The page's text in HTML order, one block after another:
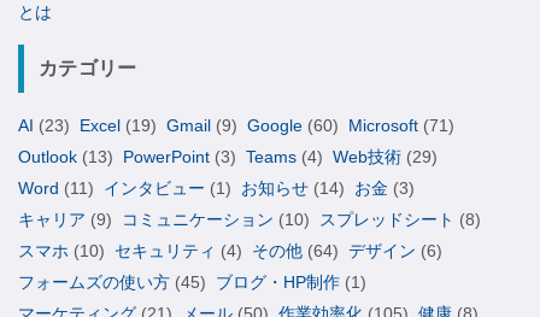
とは
カテゴリー
AI (23) Excel (19) Gmail (9) Google (60) Microsoft (71)
Outlook (13) PowerPoint (3) Teams (4) Web技術 (29)
Word (11) インタビュー (1) お知らせ (14) お金 (3)
キャリア (9) コミュニケーション (10) スプレッドシート (8)
スマホ (10) セキュリティ (4) その他 (64) デザイン (6)
フォームズの使い方 (45) ブログ・HP制作 (1)
マーケティング (21) メール (50) 作業効率化 (105) 健康 (8)